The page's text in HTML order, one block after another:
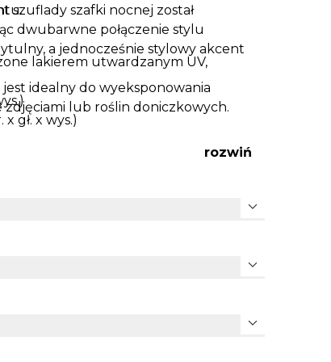
szafki nocnej został
dwubarwne połączenie stylu
a jednocześnie stylowy akcent
idealny do wyeksponowania
lub roślin doniczkowych.
lakierem utwardzanym UV,
gł. x wys.)
rozwiń
expand_more
expand_more
expand_more